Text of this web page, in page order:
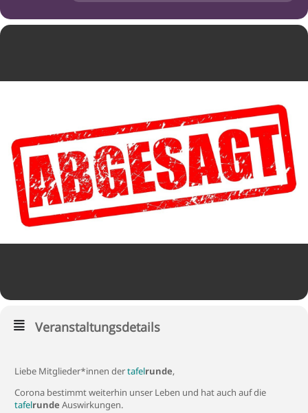
Veranstaltungsdetails
Liebe Mitglieder*innen dertafelrunde,
Corona bestimmt weiterhin unser Leben und hat auch auf die
tafelrunde Auswirkungen.